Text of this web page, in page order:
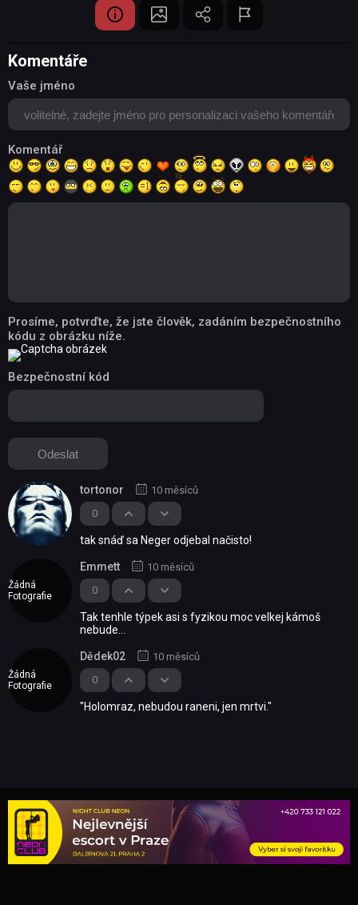
Komentáře
Vaše jméno
Komentář
Prosíme, potvrďte, že jste člověk, zadáním bezpečnostního
kódu z obrázku níže.
Bezpečnostní kód
0
tortonor 10 měsíců
tak snáď sa Neger odjebal načisto!
Žádná
Fotografie
0
Emmett 10 měsíců
Tak tenhle týpek asi s fyzikou moc velkej kámoš
nebude...
Žádná
Fotografie
0
Dědek02 10 měsíců
"Holomraz, nebudou raneni, jen mrtvi."